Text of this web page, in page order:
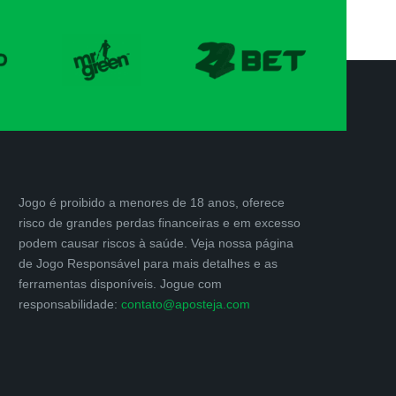
Jogo é proibido a menores de 18 anos, oferece
risco de grandes perdas financeiras e em excesso
podem causar riscos à saúde. Veja nossa página
de Jogo Responsável para mais detalhes e as
ferramentas disponíveis. Jogue com
responsabilidade:contato@aposteja.com